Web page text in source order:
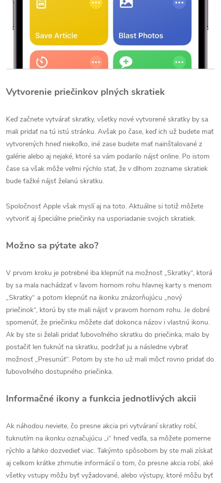
Vytvorenie priečinkov plných skratiek
Keď začnete vytvárať skratky, všetky nové vytvorené skratky by sa
mali pridať na tú istú stránku. Avšak po čase, keď ich už budete mať
vytvorených hneď niekoľko, iné zase budete mať nainštalované z
galérie alebo aj nejaké, ktoré sa vám podarilo nájsť online. Po istom
čase sa však môže veľmi rýchlo stať, že v dlhom zozname skratiek
bude ťažké nájsť želanú skratku.
Spoločnosť Apple však myslí aj na toto. Aktuálne si totiž môžete
vytvoriť aj špeciálne priečinky na usporiadanie svojich skratiek.
Možno sa pýtate ako?
V prvom kroku je potrebné iba klepnúť na možnosť „Skratky“, ktorá
by sa mala nachádzať v ľavom hornom rohu hlavnej karty s menom
„Skratky“ a potom klepnúť na ikonku znázorňujúcu „nový
priečinok“, ktorú by ste mali nájsť v pravom hornom rohu. Je dobré
spomenúť, že priečinku môžete dať dokonca názov i vlastnú ikonu.
Ak by ste si želali pridať ľubovoľného skratku do priečinka, malo by
postačiť len ťuknúť na skratku, podržať ju a následne vybrať
možnosť „Presunúť“. Potom by ste ho už mali môcť rovno pridať do
ľubovoľného dostupného priečinka.
Informačné ikony a funkcia jednotlivých akcii
Ak náhodou neviete, čo presne akcia pri vytváraní skratky robí,
ťuknutím na ikonku označujúcu „i“ hneď vedľa, sa môžete pomerne
rýchlo a ľahko dozvedieť viac. Takýmto spôsobom by ste mali získať
aj celkom krátke zhrnutie informácií o tom, čo presne akcia robí, aké
všetky vstupy môžu byť vyžadované, alebo výstupy, ktoré môžu byť